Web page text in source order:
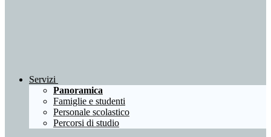
Servizi
Panoramica
Famiglie e studenti
Personale scolastico
Percorsi di studio